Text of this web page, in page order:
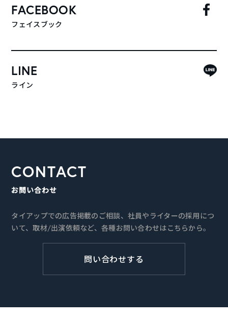
FACEBOOK
フェイスブック
LINE
ライン
CONTACT
お問い合わせ
タイアップでの広告掲載のご相談、社員やライターの採用につ
いて、取材/出演依頼など、各種お問い合わせはこちらから。
問い合わせする